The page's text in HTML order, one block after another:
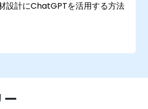
設計にChatGPTを活用する方法
立てる
動処理にChatGPTを利用する方
研修ニーズに応じた独自の
ルを作成できるようになる
ー